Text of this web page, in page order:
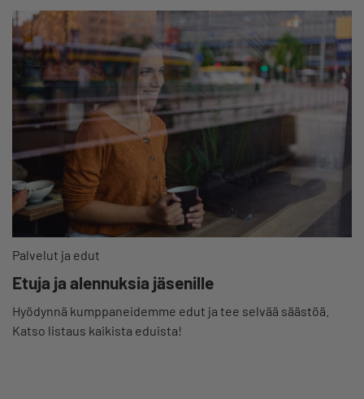
Palvelut ja edut
Etuja ja alennuksia jäsenille
Hyödynnä kumppaneidemme edut ja tee selvää säästöä.
Katso listaus kaikista eduista!